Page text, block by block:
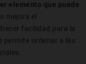
elemento que puede
mejora el
facilidad para la
permite ordenar a las